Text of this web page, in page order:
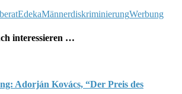
EdekaMännerdiskriminierungWerbung
interessieren …
Adorján Kovács, “Der Preis des